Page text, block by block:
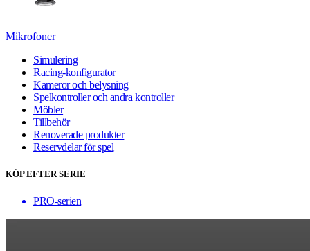
Mikrofoner
Simulering
Racing-konfigurator
Kameror och belysning
Spelkontroller och andra kontroller
Möbler
Tillbehör
Renoverade produkter
Reservdelar för spel
KÖP EFTER SERIE
PRO-serien